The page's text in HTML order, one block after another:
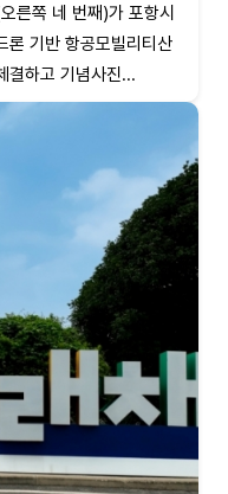
른쪽 네 번째)가 포항시
론 기반 항공모빌리티산
결하고 기념사진...